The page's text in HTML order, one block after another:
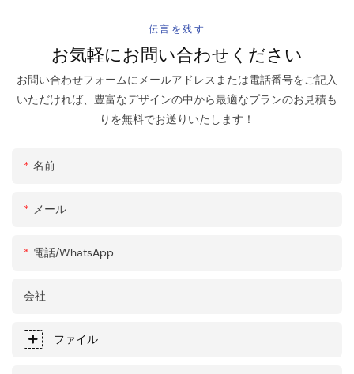
伝言を残す
お気軽にお問い合わせください
お問い合わせフォームにメールアドレスまたは電話番号をご記入
いただければ、豊富なデザインの中から最適なプランのお見積も
りを無料でお送りいたします！
名前
メール
電話/WhatsApp
会社
ファイル